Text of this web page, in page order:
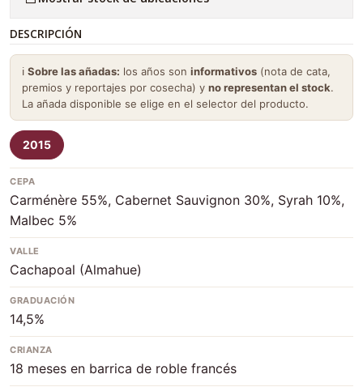
DESCRIPCIÓN
ℹ️ Sobre las añadas: los años son informativos (nota de cata,
premios y reportajes por cosecha) y no representan el stock.
La añada disponible se elige en el selector del producto.
2015
CEPA
Carménère 55%, Cabernet Sauvignon 30%, Syrah 10%,
Malbec 5%
VALLE
Cachapoal (Almahue)
GRADUACIÓN
14,5%
CRIANZA
18 meses en barrica de roble francés